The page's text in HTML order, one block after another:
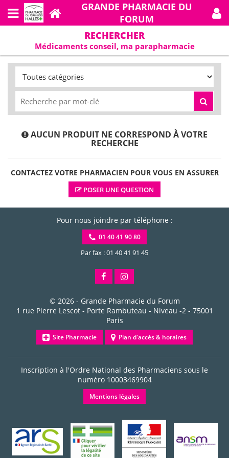
GRANDE PHARMACIE DU
FORUM
RECHERCHER
Médicaments conseil, ma parapharmacie
AUCUN PRODUIT NE CORRESPOND À VOTRE
RECHERCHE
CONTACTEZ VOTRE PHARMACIEN POUR VOUS EN ASSURER
POSER UNE QUESTION
Pour nous joindre par téléphone :
01 40 41 90 80
Par fax : 01 40 41 91 45
© 2026 - Grande Pharmacie du Forum
1 rue Pierre Lescot - Porte Rambuteau - Niveau -2 - 75001
Paris
Site Pharmacie Plan d'accès & horaires
Inscription à l'Ordre National des Pharmaciens sous le
numéro 10003469904
Mentions légales